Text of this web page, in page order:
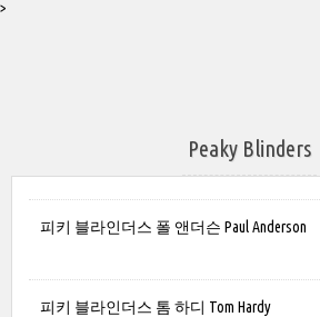
>
Peaky Blinders
피키 블라인더스 폴 앤더슨 Paul Anderson
피키 블라인더스 톰 하디 Tom Hardy